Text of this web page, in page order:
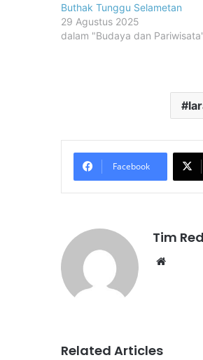
Buthak Tunggu Selametan
29 Agustus 2025
dalam "Budaya dan
Facebook
Tim
Related Articles